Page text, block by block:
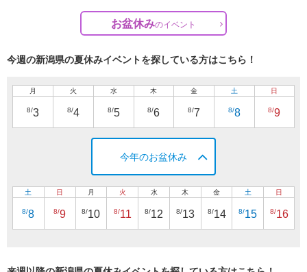
お盆休みのイベント
今週の新潟県の夏休みイベントを探している方はこちら！
月
8/3
火
8/4
水
8/5
木
8/6
金
8/7
土
8/8
日
8/9
今年のお盆休み
土
8/8
日
8/9
月
8/10
火
8/11
水
8/12
木
8/13
金
8/14
土
8/15
日
8/16